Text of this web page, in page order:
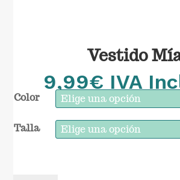
Vestido
9,99€ IVA
Color
Talla